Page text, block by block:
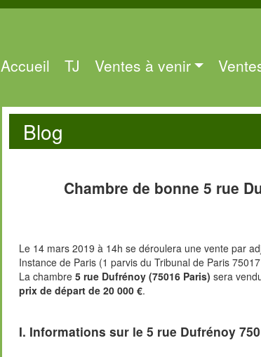
Accueil TJ Ventes à venir
Blog
Chambre de bonne 5 rue
Le 14 mars 2019 à 14h se déroulera une vente par
Instance de Paris (1 parvis du Tribunal de Paris
La chambre5 rue Dufrénoy (75016 Paris)sera
prix de départ de 20 000 €.
I. Informations sur le5 rue Dufrénoy